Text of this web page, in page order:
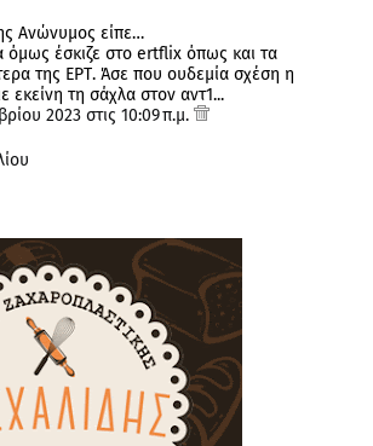
Ανώνυμος είπε…
όμως έσκιζε στο ertflix όπως και τα
της ΕΡΤ. Άσε που ουδεμία σχέση η
εκείνη τη σάχλα στον αντ1...
2023 στις 10:09 π.μ.